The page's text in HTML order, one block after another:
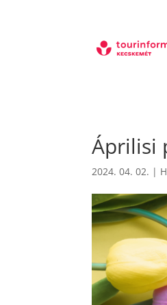
Áprilisi
2024. 04. 02. |